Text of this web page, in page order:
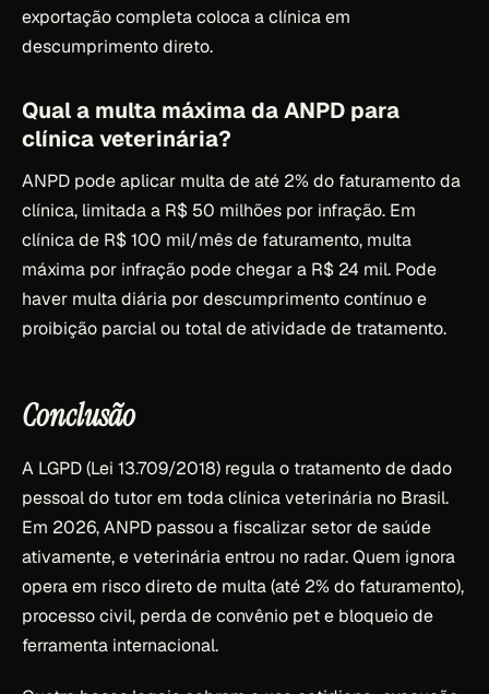
exportação completa coloca a clínica em
descumprimento direto.
Qual a multa máxima da ANPD para
clínica veterinária?
ANPD pode aplicar multa de até 2% do faturamento da
clínica, limitada a R$ 50 milhões por infração. Em
clínica de R$ 100 mil/mês de faturamento, multa
máxima por infração pode chegar a R$ 24 mil. Pode
haver multa diária por descumprimento contínuo e
proibição parcial ou total de atividade de tratamento.
Conclusão
A LGPD (Lei 13.709/2018) regula o tratamento de dado
pessoal do tutor em toda clínica veterinária no Brasil.
Em 2026, ANPD passou a fiscalizar setor de saúde
ativamente, e veterinária entrou no radar. Quem ignora
opera em risco direto de multa (até 2% do faturamento),
processo civil, perda de convênio pet e bloqueio de
ferramenta internacional.